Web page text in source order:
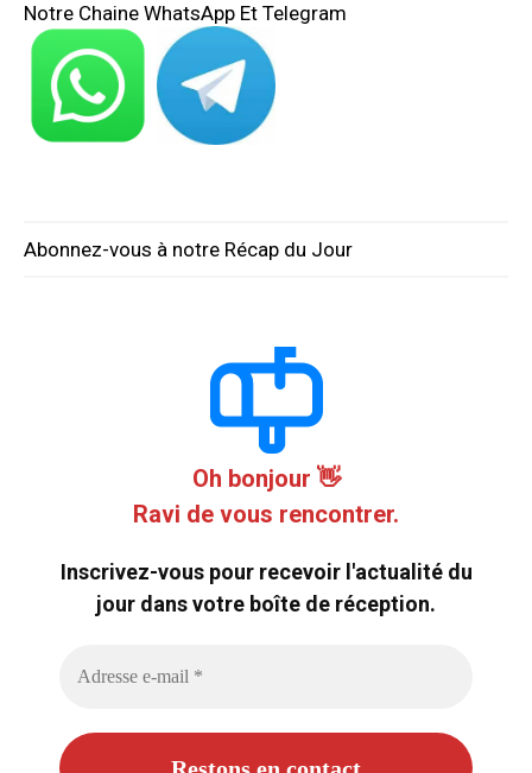
Notre Chaine WhatsApp Et Telegram
Abonnez-vous à notre Récap du Jour
Oh bonjour 👋
Ravi de vous rencontrer.
Inscrivez-vous pour recevoir l'actualité du
jour dans votre boîte de réception.